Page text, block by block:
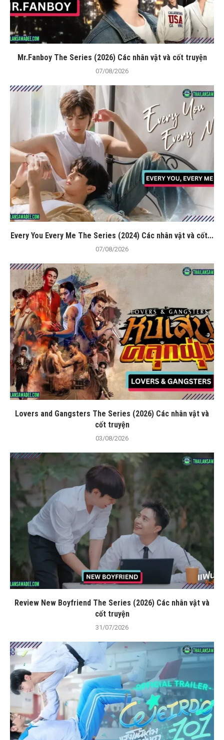
Mr.Fanboy The Series (2026) Các nhân vật và cốt truyện
07/08/2026
Every You Every Me The Series (2024) Các nhân vật và cốt...
07/08/2026
Lovers and Gangsters The Series (2026) Các nhân vật và
cốt truyện
03/08/2026
Review New Boyfriend The Series (2026) Các nhân vật và
cốt truyện
31/07/2026